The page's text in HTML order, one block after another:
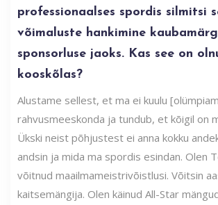
professionaalses spordis silmitsi
võimaluste hankimine
sponsorluse jaoks. Kas see on
kooskõlas?
Alustame sellest, et ma ei kuulu
rahvusmeeskonda ja tundub, et kõigil on
Ükski neist põhjustest ei anna kokku
andsin ja mida ma spordis esindan. Olen
võitnud maailmameistrivõistlusi. Võitsin
kaitsemängija. Olen käinud All-Star